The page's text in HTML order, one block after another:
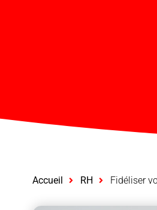
Accueil RH Fidéliser